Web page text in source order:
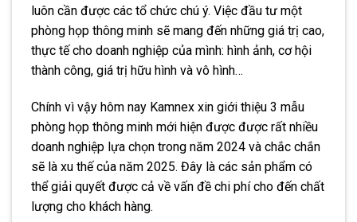
luôn cần được các tổ chức chú ý. Việc đầu tư một
phòng họp thông minh sẽ mang đến những giá trị cao,
thực tế cho doanh nghiệp của mình: hình ảnh, cơ hội
thành công, giá trị hữu hình và vô hình…
Chính vì vậy hôm nay Kamnex xin giới thiệu 3 mẫu
phòng họp thông minh mới hiện được được rất nhiều
doanh nghiệp lựa chọn trong năm 2024 và chắc chắn
sẽ là xu thế của năm 2025. Đây là các sản phẩm có
thể giải quyết được cả về vấn đề chi phí cho đến chất
lượng cho khách hàng.